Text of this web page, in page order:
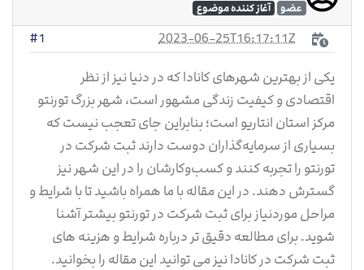
عضو آغاز کننده موضوع
2023-06-25T16:17:11Z
#1
یکی از بهترین شهرهای کانادا که در دنیا نیز از نظر
اقتصادی و کیفیت زندگی مشهور است، شهر بزرگ تورنتو
مرکز استان انتاریو است؛ بنابراین جای تعجب نیست که
بسیاری از سرمایه‌گذاران دوست دارند ثبت شرکت در
تورنتو را تجربه کنند و کسب‌وکارشان را در این شهر نیز
گسترش دهند. در این مقاله با ما همراه باشید تا با شرایط و
مراحل موردنیاز برای ثبت شرکت در تورنتو بیشتر آشنا
شوید. برای مطالعه دقیق تر درباره شرایط و هزینه های
ثبت شرکت در کانادا نیز می توانید این مقاله را بخوانید.